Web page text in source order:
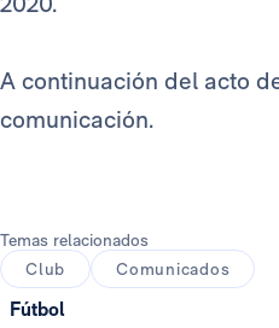
A continuación del acto
comunicación.
Temas relacionados
Club
Comunicados
Fútbol